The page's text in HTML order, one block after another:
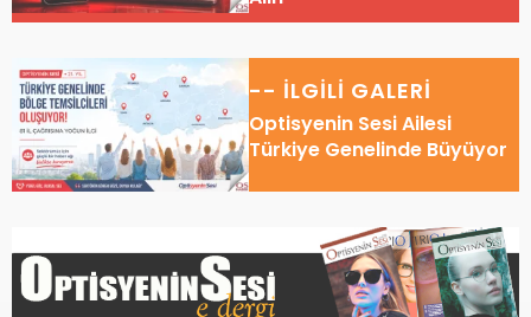
-- İLGİLİ GALERİ
Optisyenin Sesi Ailesi
Türkiye Genelinde Büyüyor